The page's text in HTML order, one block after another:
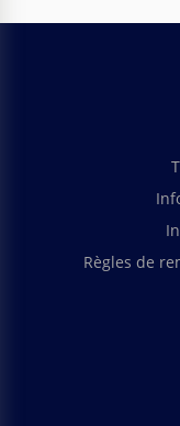
Règles de